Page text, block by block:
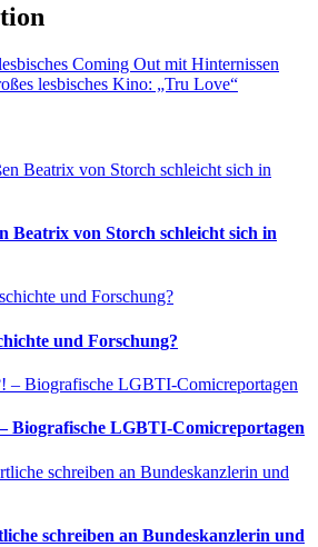
Coming Out mit Hinternissen
lesbisches Kino: „Tru Love“
Beatrix von Storch schleicht sich in
und Forschung?
Biografische LGBTI-Comicreportagen
schreiben an Bundeskanzlerin und